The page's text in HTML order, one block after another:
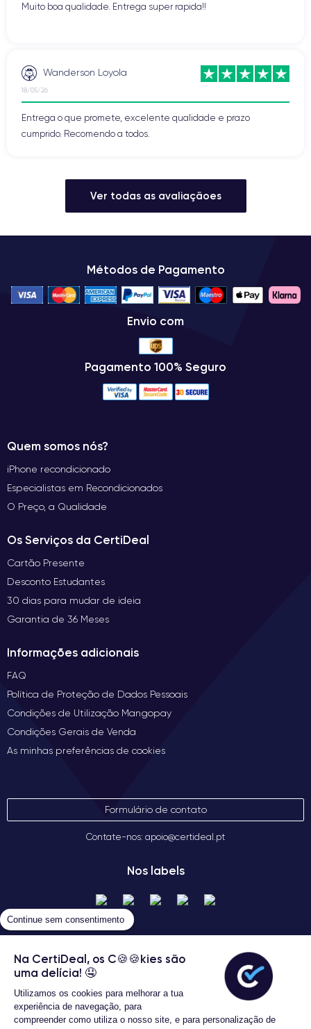
Muito boa qualidade. Entrega super rapida!!
Wanderson Loyola
18/05/26
Entrega o que promete, excelente qualidade e prazo
cumprido. Recomendo a todos.
Ver todas as avaliaçãoes
Métodos de Pagamento
Envio com
Pagamento 100% Seguro
Quem somos nós?
iPhone recondicionado
Especialistas em Recondicionados
O Preço, a Qualidade
Os Serviços da CertiDeal
Cartão Presente
Desconto Estudantes
30 dias para mudar de ideia
Garantia de 36 Meses
Informações adicionais
FAQ
Política de Proteção de Dados Pessoais
Condições de Utilização Mangopay
Condições Gerais de Venda
As minhas preferências de cookies
Formulário de contato
Contate-nos: apoio@certideal.pt
Nos labels
Termos gerais de venda
Reservados
Continue sem consentimento
Na CertiDeal, os C🍪🍪kies são
uma delícia! 🤤
Utilizamos os cookies para melhorar a tua
experiência de navegação, para
compreender como utiliza o nosso site, e para personalização de